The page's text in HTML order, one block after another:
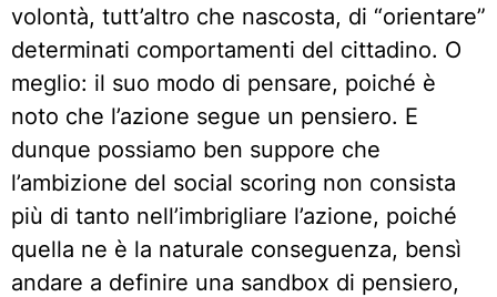
volontà, tutt’altro che nascosta, di “orientare”
determinati comportamenti del cittadino. O
meglio: il suo modo di pensare, poiché è
noto che l’azione segue un pensiero. E
dunque possiamo ben suppore che
l’ambizione del social scoring non consista
più di tanto nell’imbrigliare l’azione, poiché
quella ne è la naturale conseguenza, bensì
andare a definire una sandbox di pensiero,